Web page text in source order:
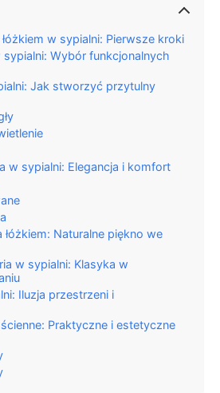
w sypialni: Pierwsze kroki
Wybór funkcjonalnych
Jak stworzyć przytulny
w sypialni: Elegancja i komfort
łóżkiem: Naturalne piękno we
w sypialni: Klasyka w
Iluzja przestrzeni i
Praktyczne i estetyczne